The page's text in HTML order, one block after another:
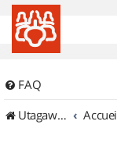
FAQ
UtagawaVTT (Randos VTT et VTTAE avec traces GPS)